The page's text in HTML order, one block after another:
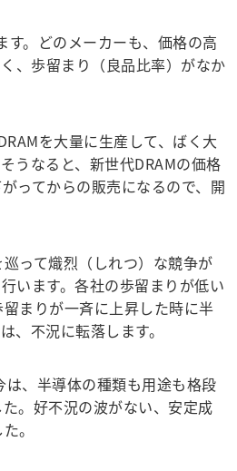
。どのメーカーも、価格の高
、歩留まり（良品比率）がなか
を大量に生産して、ばく大
うなると、新世代DRAMの価格
ってからの販売になるので、開
って熾烈（しれつ）な競争が
います。各社の歩留まりが低い
まりが一斉に上昇した時に半
、不況に転落します。
、半導体の種類も用途も格段
。好不況の波がない、安定成
。